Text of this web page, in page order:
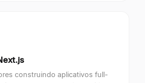
construindo aplicativos full-